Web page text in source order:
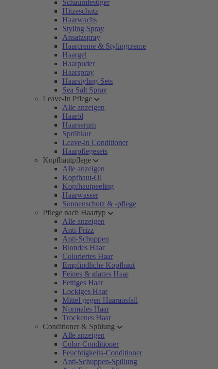
Schaumfestiger
Hitzeschutz
Haarwachs
Styling Spray
Ansatzspray
Haarcreme & Stylingcreme
Haargel
Haarpuder
Haarspray
Haarstyling-Sets
Sea Salt Spray
Leave-In Pflege
Alle anzeigen
Haaröl
Haarserum
Sprühkur
Leave-in Conditioner
Haarpflegesets
Kopfhautpflege
Alle anzeigen
Kopfhaut-Öl
Kopfhautpeeling
Haarwasser
Sonnenschutz & -pflege
Pflege nach Haartyp
Alle anzeigen
Anti-Frizz
Anti-Schuppen
Blondes Haar
Coloriertes Haar
Empfindliche Kopfhaut
Feines & glattes Haar
Fettiges Haar
Lockiges Haar
Mittel gegen Haarausfall
Normales Haar
Trockenes Haar
Conditioner & Spülung
Alle anzeigen
Color-Conditioner
Feuchtigkeits-Conditioner
Anti-Schuppen-Spülung